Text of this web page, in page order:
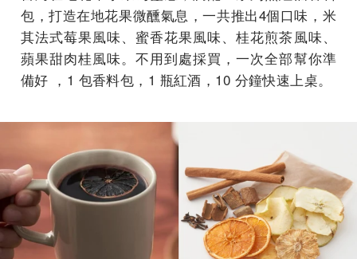
包，打造在地花果微醺氣息，一共推出4個口味，米
其法式莓果風味、蜜香花果風味、桂花煎茶風味、
蘋果甜肉桂風味。不用到處採買，一次全部幫你準
備好 ，1 包香料包，1 瓶紅酒，10 分鐘快速上桌。